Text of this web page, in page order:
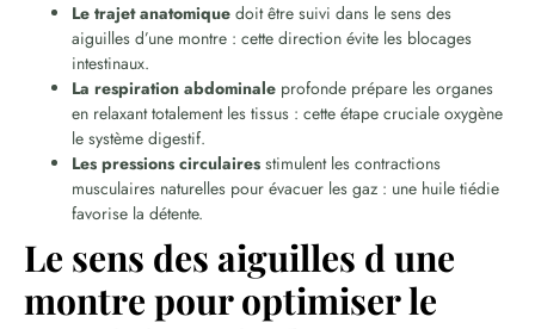
Le trajet anatomique doit être suivi dans le sens des
aiguilles d’une montre : cette direction évite les blocages
intestinaux.
La respiration abdominale profonde prépare les organes
en relaxant totalement les tissus : cette étape cruciale oxygène
le système digestif.
Les pressions circulaires stimulent les contractions
musculaires naturelles pour évacuer les gaz : une huile tiédie
favorise la détente.
Le sens des aiguilles d une
montre pour optimiser le